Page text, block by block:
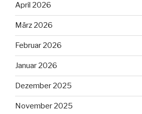
April 2026
März 2026
Februar 2026
Januar 2026
Dezember 2025
November 2025